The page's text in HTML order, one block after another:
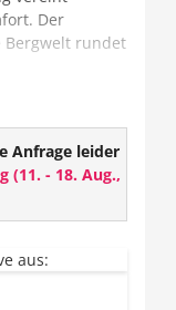
Der
Bergwelt rundet
offenes oder
über ein
mit
Anfrage leider
(11. - 18. Aug.,
aus: